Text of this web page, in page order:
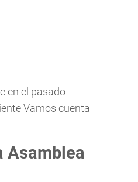
en el pasado
Vamos cuenta
Asamblea